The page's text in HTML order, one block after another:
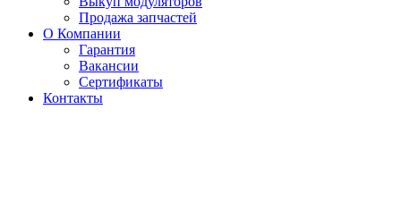
Продажа запчастей
О Компании
Гарантия
Вакансии
Сертификаты
Контакты